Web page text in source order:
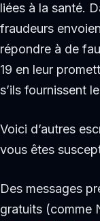
liées à la santé.
fraudeurs
répondre à de
19 en leur
s’ils fournissent
Voici d’autres
vous êtes
Des messages
gratuits (comme